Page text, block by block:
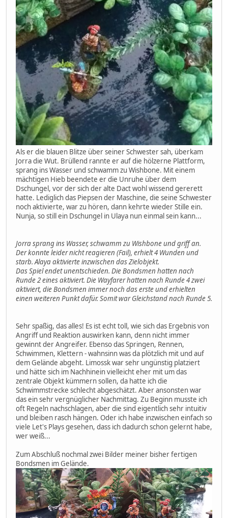
Als er die blauen Blitze über seiner Schwester sah, überkam
Jorra die Wut. Brüllend rannte er auf die hölzerne Plattform,
sprang ins Wasser und schwamm zu Wishbone. Mit einem
mächtigen Hieb beendete er die Unruhe über dem
Dschungel, vor der sich der alte Dact wohl wissend gererett
hatte. Lediglich das Piepsen der Maschine, die seine Schwester
noch aktivierte, war zu hören, dann kehrte wieder Stille ein.
Nunja, so still ein Dschungel in Ulaya nun einmal sein kann...
Jorra sprang ins Wasser, schwamm zu Wishbone und griff an.
Der konnte leider nicht reagieren (Fail), erhielt 4 Wunden und
starb. Alaya aktivierte inzwischen das Zielobjekt.
Das Spiel endet unentschieden. Die Bondsmen hatten nach
Runde 2 eines aktiviert. Die Wayfarer hatten nach Runde 4 zwei
aktiviert, die Bondsmen immer noch das erste und erhielten
einen weiteren Punkt dafür. Somit war Gleichstand nach Runde 5.
Sehr spaßig, das alles! Es ist echt toll, wie sich das Ergebnis von
Angriff und Reaktion auswirken kann, denn nicht immer
gewinnt der Angreifer. Ebenso das Springen, Rennen,
Schwimmen, Klettern - wahnsinn was da plötzlich mit und auf
dem Gelände abgeht. Limossk war sehr ungünstig platziert
und hätte sich im Nachhinein vielleicht eher mit um das
zentrale Objekt kümmern sollen, da hatte ich die
Schwimmstrecke schlecht abgeschätzt. Aber ansonsten war
das ein sehr vergnüglicher Nachmittag. Zu Beginn musste ich
oft Regeln nachschlagen, aber die sind eigentlich sehr intuitiv
und bleiben rasch hängen. Oder ich habe inzwischen einfach so
viele Let's Plays gesehen, dass ich dadurch schon gelernt habe,
wer weiß...
Zum Abschluß nochmal zwei Bilder meiner bisher fertigen
Bondsmen im Gelände.